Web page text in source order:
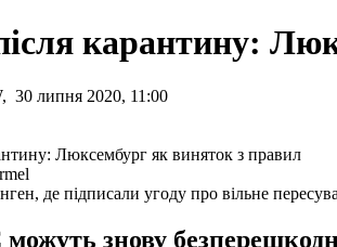
карантину:
30 липня 2020, 11:00
де підписали угоду про вільне
знову